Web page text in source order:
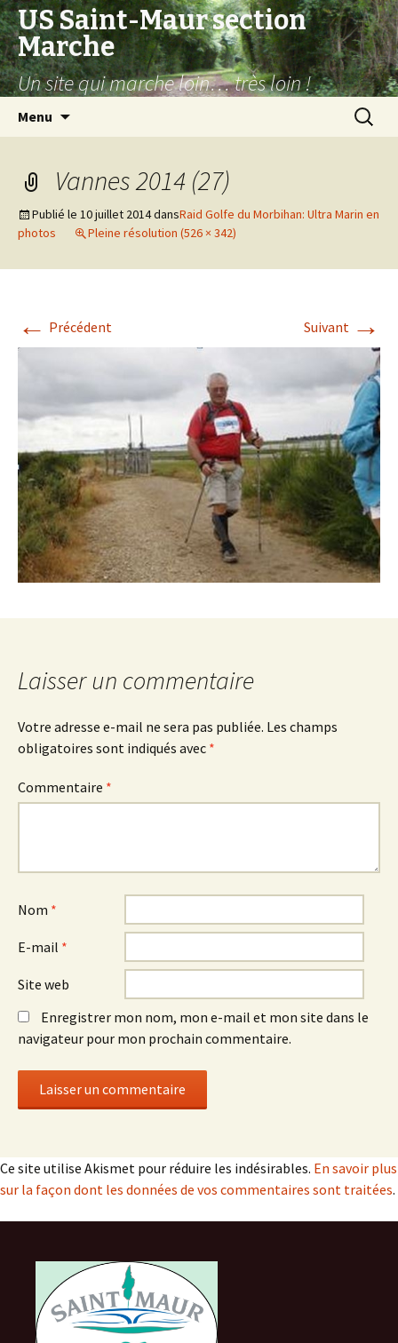
US Saint-Maur section
Marche
Un site qui marche loin… très loin !
Menu
Vannes 2014 (27)
Publié le 10 juillet 2014dansRaid Golfe du Morbihan: Ultra Marin en
photos
Pleine résolution (526 × 342)
← Précédent Suivant →
Laisser un commentaire
Votre adresse e-mail ne sera pas publiée. Les champs
obligatoires sont indiqués avec *
Commentaire *
Nom *
E-mail *
Site web
Enregistrer mon nom, mon e-mail et mon site dans le
navigateur pour mon prochain commentaire.
Ce site utilise Akismet pour réduire les indésirables. En savoir plus
sur la façon dont les données de vos commentaires sont traitées.